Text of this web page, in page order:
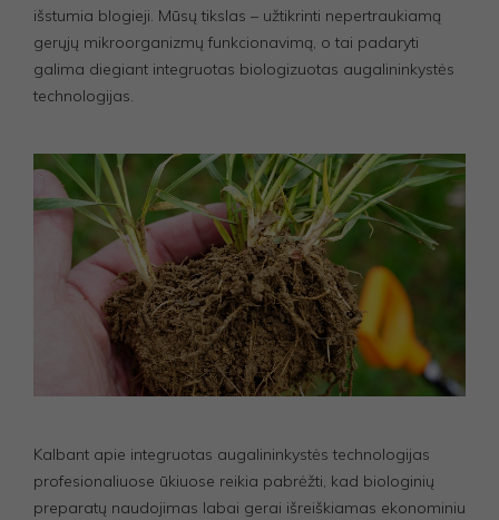
išstumia blogieji. Mūsų tikslas – užtikrinti nepertraukiamą
gerųjų mikroorganizmų funkcionavimą, o tai padaryti
galima diegiant integruotas biologizuotas augalininkystės
technologijas.
Kalbant apie integruotas augalininkystės technologijas
profesionaliuose ūkiuose reikia pabrėžti, kad biologinių
preparatų naudojimas labai gerai išreiškiamas ekonominiu